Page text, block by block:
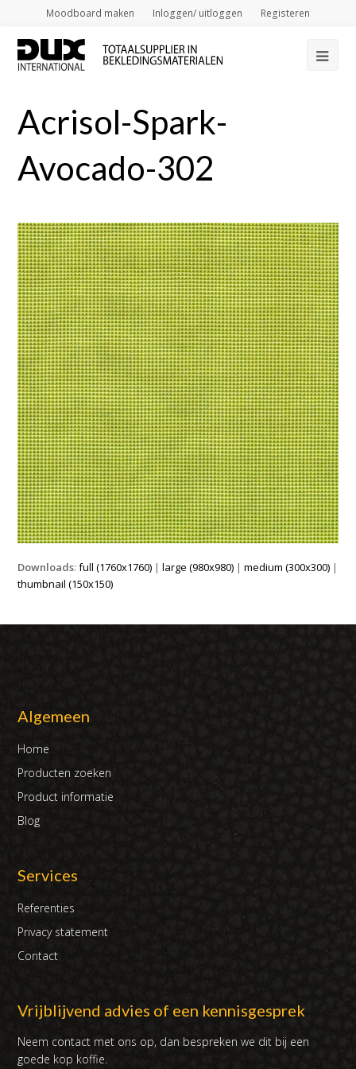
Moodboard maken Inloggen/ uitloggen Registeren
Acrisol-Spark-
Avocado-302
Downloads:full (1760x1760) |large (980x980) |medium (300x300) |
thumbnail (150x150)
Algemeen
Home
Producten zoeken
Product informatie
Blog
Services
Referenties
Privacy statement
Contact
Vrijblijvend advies of een kennisgesprek
Neem contact met ons op, dan bespreken we dit bij een
goede kop koffie.